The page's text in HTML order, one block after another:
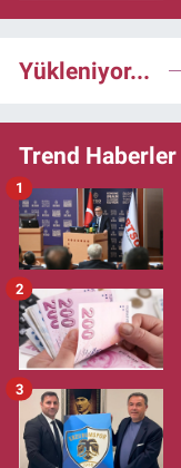
Yükleniyor...
Trend Haberler
1
2
3